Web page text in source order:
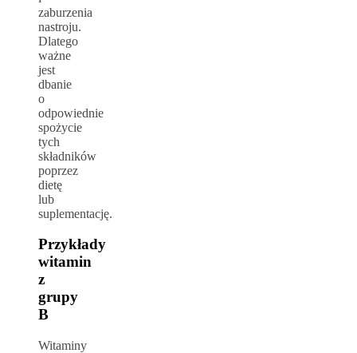
zaburzenia
nastroju.
Dlatego
ważne
jest
dbanie
o
odpowiednie
spożycie
tych
składników
poprzez
dietę
lub
suplementację.
Przykłady
witamin
z
grupy
B
Witaminy